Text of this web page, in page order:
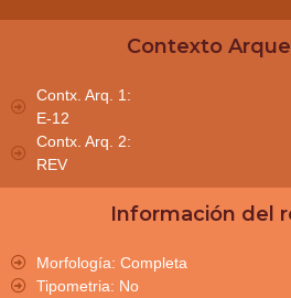
Contexto
Contx. Arq. 1:
E-12
Contx. Arq. 2:
REV
Información del
Morfología: Completa
Tipometria: No